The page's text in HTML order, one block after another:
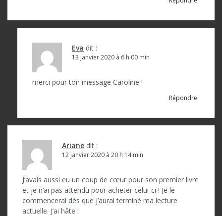
Eva dit :
13 janvier 2020 à 6 h 00 min
merci pour ton message Caroline !
Répondre
Ariane dit :
12 janvier 2020 à 20 h 14 min
J’avais aussi eu un coup de cœur pour son premier livre
et je n’ai pas attendu pour acheter celui-ci ! Je le
commencerai dès que j’aurai terminé ma lecture
actuelle. J’ai hâte !